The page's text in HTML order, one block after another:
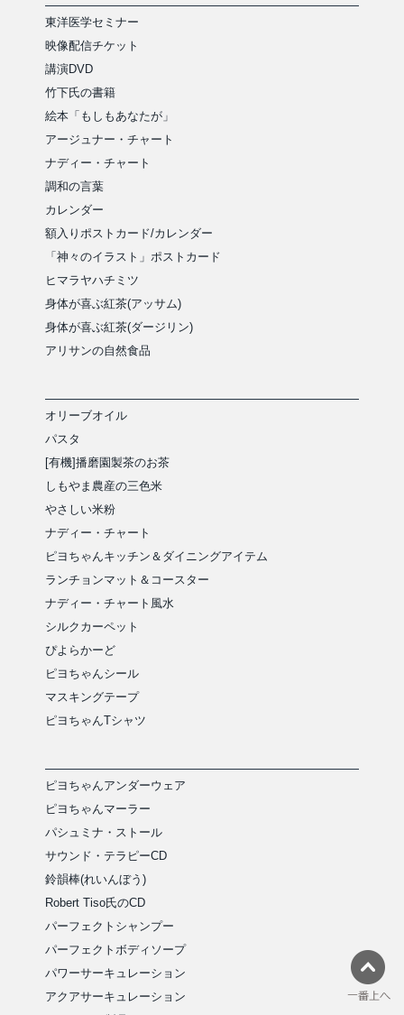
東洋医学セミナー
映像配信チケット
講演DVD
竹下氏の書籍
絵本「もしもあなたが」
アージュナー・チャート
ナディー・チャート
調和の言葉
カレンダー
額入りポストカード/カレンダー
「神々のイラスト」ポストカード
ヒマラヤハチミツ
身体が喜ぶ紅茶(アッサム)
身体が喜ぶ紅茶(ダージリン)
アリサンの自然食品
オリーブオイル
パスタ
[有機]播磨園製茶のお茶
しもやま農産の三色米
やさしい米粉
ナディー・チャート
ピヨちゃんキッチン＆ダイニングアイテム
ランチョンマット＆コースター
ナディー・チャート風水
シルクカーペット
ぴよらかーど
ピヨちゃんシール
マスキングテープ
ピヨちゃんTシャツ
ピヨちゃんアンダーウェア
ピヨちゃんマーラー
パシュミナ・ストール
サウンド・テラピーCD
鈴韻棒(れいんぼう)
Robert Tiso氏のCD
パーフェクトシャンプー
パーフェクトボディソープ
パワーサーキュレーション
アクアサーキュレーション